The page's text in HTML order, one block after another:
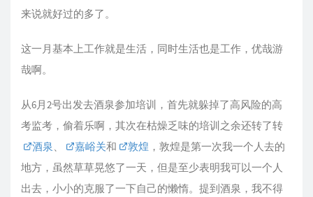
来说就好过的多了。
这一月基本上工作就是生活，同时生活也是工作，优哉游
哉啊。
从6月2号出发去酒泉参加培训，首先就躲掉了高风险的高
考监考，偷着乐啊，其次在枯燥乏味的培训之余还转了转
酒泉 、 嘉峪关和 敦煌 ，敦煌是第一次我一个人去的
地方，虽然草草晃悠了一天，但是至少表明我可以一个人
出去，小小的克服了一下自己的懒惰。提到酒泉，我不得